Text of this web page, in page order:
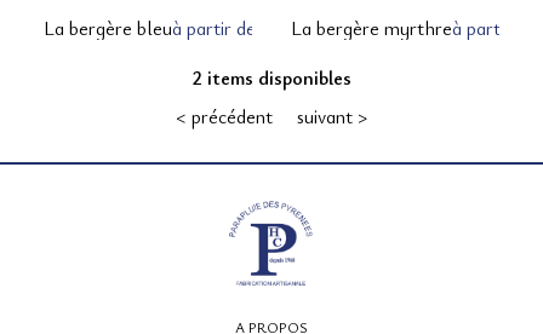
La bergère bleuà partir de 210,00 € TTC
La bergère myrthreà partir de
2 items disponibles
< précédent
suivant >
A PROPOS
12, rue Montpensier
64000 PAU
05 59 27 53 66